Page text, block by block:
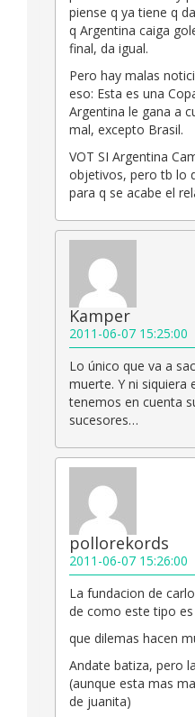
piense q ya tiene q
q Argentina caiga
final, da igual.
Pero hay malas
eso: Esta es una
Argentina le gana a
mal, excepto Brasil.
VOT SI Argentina
objetivos, pero tb lo
para q se acabe el
Kamper
2011-06-07 15:25:00
Lo único que va a
muerte. Y ni siquiera
tenemos en cuenta
sucesores…
pollorekords
2011-06-07 15:26:00
La fundacion de
de como este tipo
que dilemas hacen
Andate batiza, pero
(aunque esta mas
de juanita)